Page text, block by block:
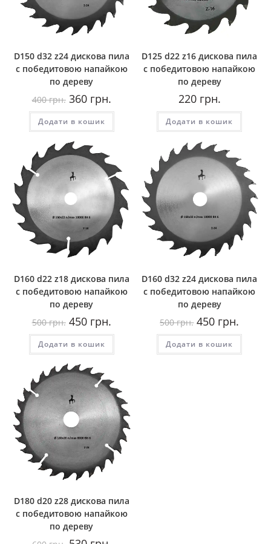
D150 d32 z24 дискова пила
с победитовою напайкою
по дереву
400грн. Оригінальна
ціна:
400
грн..
360грн.ціна:
360
Додати в кошик
D125 d22 z16 дискова пила
с победитовою напайкою
по дереву
220грн.
Додати в кошик
D160 d22 z18 дискова пила
с победитовою напайкою
по дереву
500грн. Оригінальна
ціна:
500
грн..
450грн.ціна:
450
Додати в кошик
D160 d32 z24 дискова пила
с победитовою напайкою
по дереву
500грн. Оригінальна
ціна:
500
грн..
450 грн.
450
Додати в кошик
D180 d20 z28 дискова пила
с победитовою напайкою
по дереву
Оригінальна